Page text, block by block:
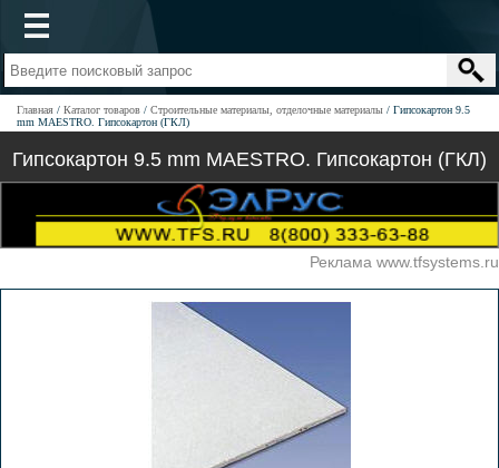
Главная Каталог товаров Строительные материалы, отделочные материалы
Гипсокартон 9.5
mm MAESTRO. Гипсокартон (ГКЛ)
Гипсокартон 9.5 mm MAESTRO. Гипсокартон (ГКЛ)
Реклама www.tfsystems.ru